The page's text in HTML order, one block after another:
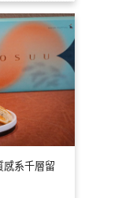
感系千層留